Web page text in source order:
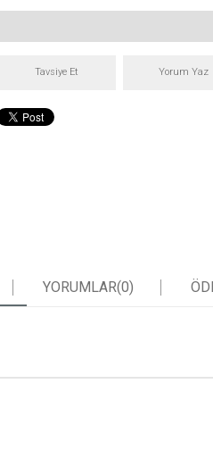
Tavsiye Et Yorum Yaz
YORUMLAR(0)